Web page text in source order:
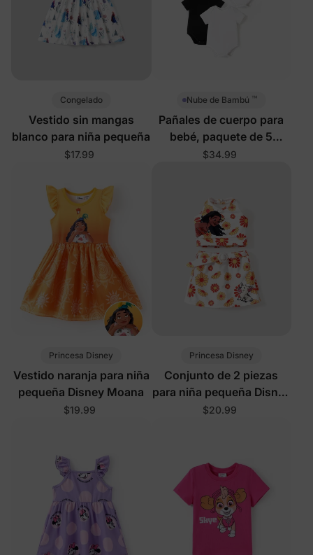
Congelado
Vestido sin mangas
blanco para niña pequeña
$17.99
Nube de Bambú ™
Pañales de cuerpo para
bebé, paquete de 5
unidades
$34.99
Princesa Disney
Vestido naranja para niña
pequeña Disney Moana
$19.99
Princesa Disney
Conjunto de 2 piezas
para niña pequeña Disney
Moana blanco
$20.99